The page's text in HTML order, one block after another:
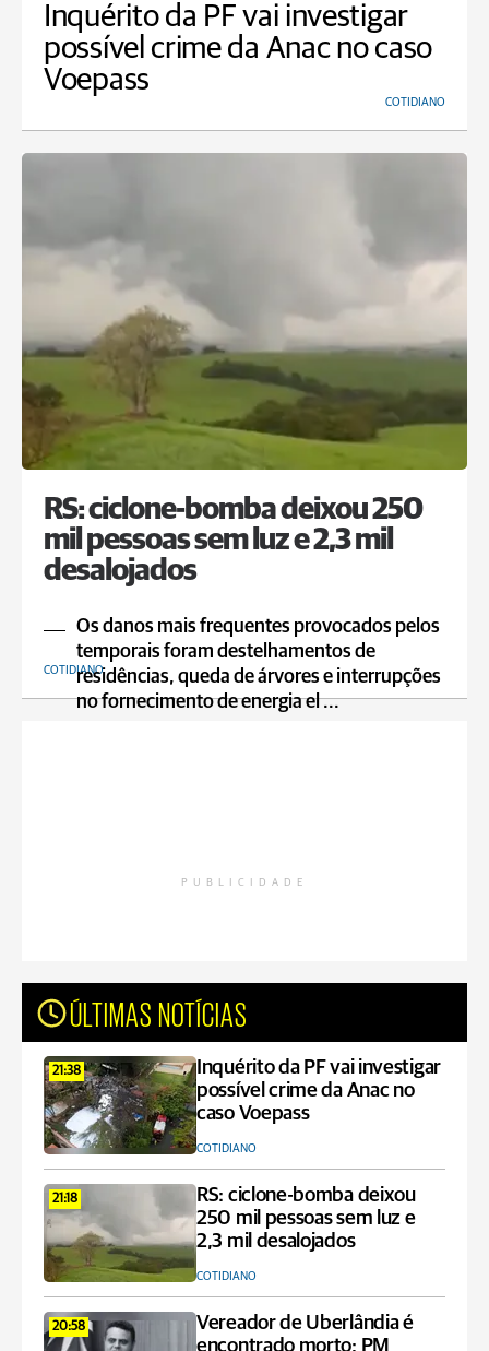
Inquérito da PF vai investigar
possível crime da Anac no caso
Voepass
COTIDIANO
RS: ciclone-bomba deixou 250
mil pessoas sem luz e 2,3 mil
desalojados
Os danos mais frequentes provocados pelos
temporais foram destelhamentos de
residências, queda de árvores e interrupções
no fornecimento de energia el ...
COTIDIANO
PUBLICIDADE
ÚLTIMAS NOTÍCIAS
21:38
Inquérito da PF vai investigar
possível crime da Anac no
caso Voepass
COTIDIANO
21:18
RS: ciclone-bomba deixou
250 mil pessoas sem luz e
2,3 mil desalojados
COTIDIANO
20:58
Vereador de Uberlândia é
encontrado morto; PM